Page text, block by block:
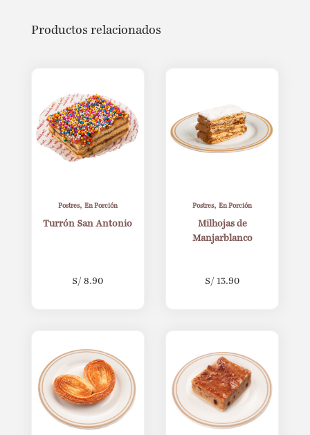
Productos relacionados
Postres, En Porción
Turrón San Antonio
S/ 8.90
Postres,En Porción
Milhojas de
Manjarblanco
S/ 13.90